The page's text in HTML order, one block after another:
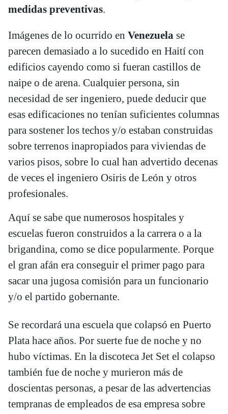
medidas preventivas.
Imágenes de lo ocurrido en Venezuela se
parecen demasiado a lo sucedido en Haití con
edificios cayendo como si fueran castillos de
naipe o de arena. Cualquier persona, sin
necesidad de ser ingeniero, puede deducir que
esas edificaciones no tenían suficientes columnas
para sostener los techos y/o estaban construidas
sobre terrenos inapropiados para viviendas de
varios pisos, sobre lo cual han advertido decenas
de veces el ingeniero Osiris de León y otros
profesionales.
Aquí se sabe que numerosos hospitales y
escuelas fueron construidos a la carrera o a la
brigandina, como se dice popularmente. Porque
el gran afán era conseguir el primer pago para
sacar una jugosa comisión para un funcionario
y/o el partido gobernante.
Se recordará una escuela que colapsó en Puerto
Plata hace años. Por suerte fue de noche y no
hubo víctimas. En la discoteca Jet Set el colapso
también fue de noche y murieron más de
doscientas personas, a pesar de las advertencias
tempranas de empleados de esa empresa sobre